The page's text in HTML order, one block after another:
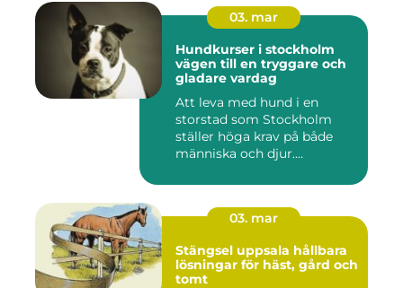
03. mar
Hundkurser i stockholm
vägen till en tryggare och
gladare vardag
Att leva med hund i en
storstad som Stockholm
ställer höga krav på både
människa och djur.
03. mar
Stängsel uppsala hållbara
lösningar för häst, gård och
tomt